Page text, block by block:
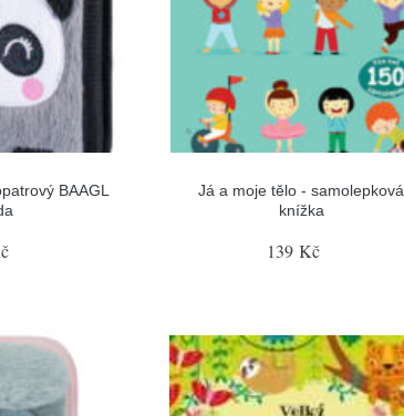
BAAGL
Já a moje tělo - samolepková
knížka
139 Kč